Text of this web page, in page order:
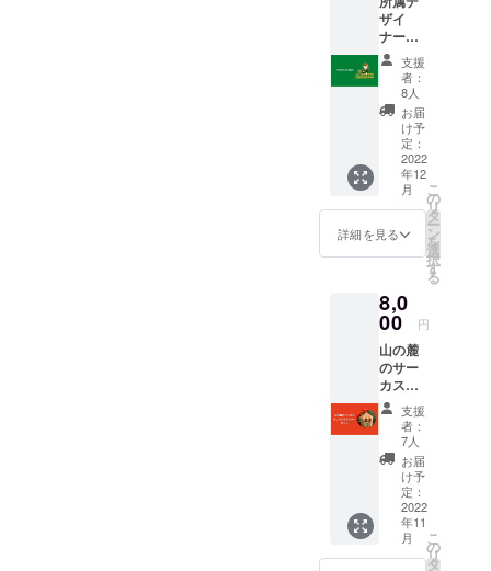
いものを生
み出してい
きたいと考
えていま
サーカス
は、奈良県
を中心に活
動を行う
ネー教室
codomoney
のイベント
部門です。
codomoney
では、生き
ていく上で
大切なお金
の知識を学
び、
お金に縛ら
ザイ
ナー作
のクリ
スマス
イラス
トの
入った
ポスト
カード
にお礼
のメッ
セージ
を 書い
て送り
支援
者：
8人
お届
け予
定：
2022
年12
月
詳細を見る
こ
の
リ
タ
ー
ン
を
選
択
す
る
8,0
00 円
山の麓
のサー
カスオ
リジナ
ルクッ
キー
セット!
支援
者：
7人
お届
け予
定：
2022
年11
月
こ
の
リ
タ